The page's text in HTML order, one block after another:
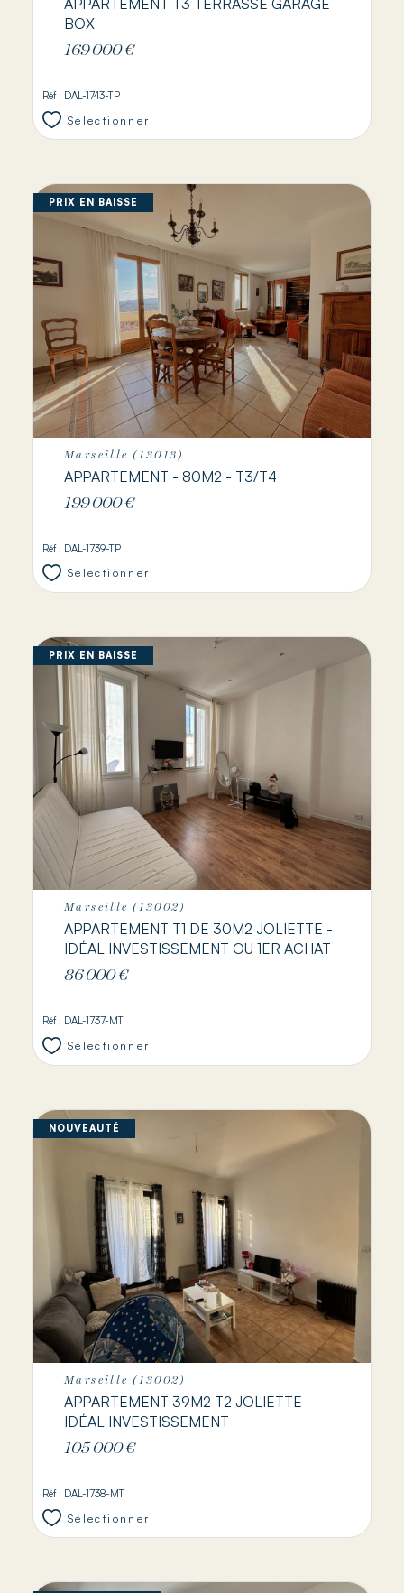
BOX
169 000 €
Réf : DAL-1743-TP
Sélectionner
PRIX EN BAISSE
Marseille (13013)
APPARTEMENT - 80M2 - T3/T4
199 000 €
Réf : DAL-1739-TP
Sélectionner
PRIX EN BAISSE
Marseille (13002)
APPARTEMENT T1 DE 30M2 JOLIETTE -
IDÉAL INVESTISSEMENT OU 1ER ACHAT
86 000 €
Réf : DAL-1737-MT
Sélectionner
NOUVEAUTÉ
Marseille (13002)
APPARTEMENT 39M2 T2 JOLIETTE
IDÉAL INVESTISSEMENT
105 000 €
Réf : DAL-1738-MT
Sélectionner